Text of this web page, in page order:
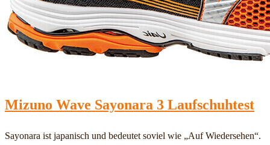
Mizuno Wave Sayonara 3 Laufschuhtest
Sayonara ist japanisch und bedeutet soviel wie „Auf Wiedersehen“.